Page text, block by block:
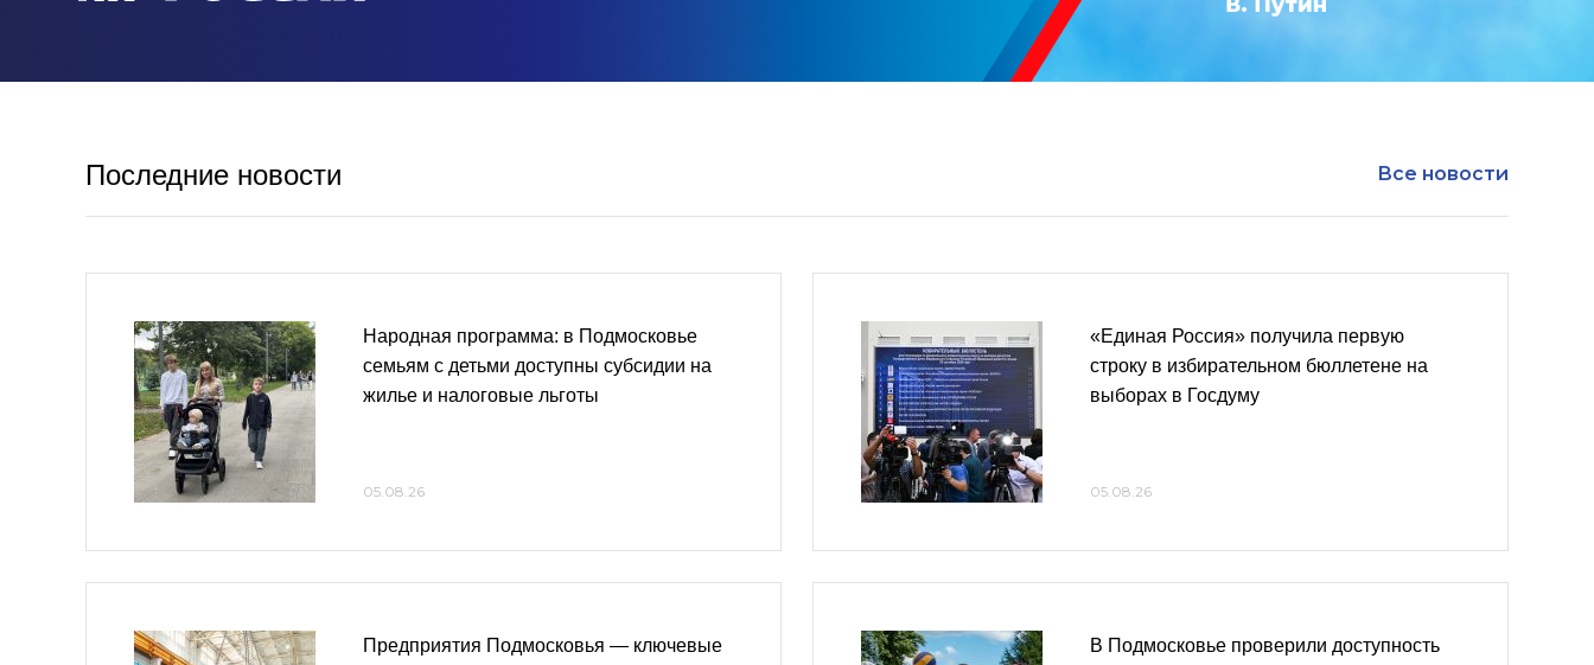
Последние новости Все новости
Народная программа: в Подмосковье
семьям с детьми доступны субсидии на
жилье и налоговые льготы
05.08.26
«Единая Россия» получила первую
строку в избирательном бюллетене на
выборах в Госдуму
05.08.26
Предприятия Подмосковья — ключевые
В Подмосковье проверили доступность